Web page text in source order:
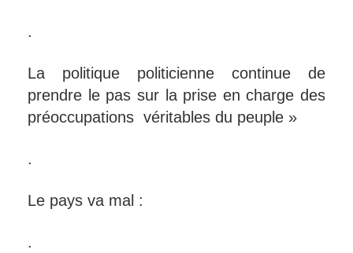
.
La politique politicienne continue de
prendre le pas sur la prise en charge des
préoccupations véritables du peuple »
.
Le pays va mal :
.